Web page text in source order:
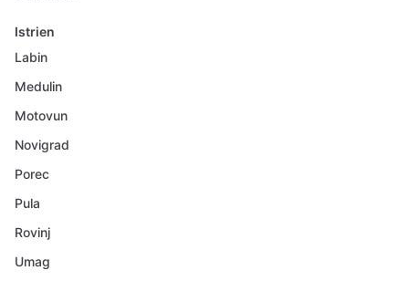
Istrien
Labin
Medulin
Motovun
Novigrad
Porec
Pula
Rovinj
Umag